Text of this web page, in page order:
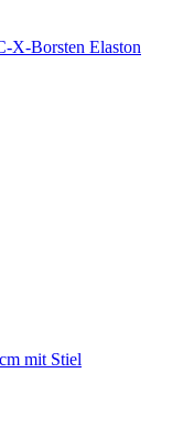
X-Borsten Elaston
mit Stiel